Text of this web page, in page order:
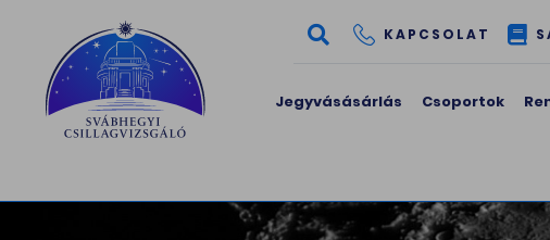
KAPCSOLAT
Jegyvásásárlás Csoportok